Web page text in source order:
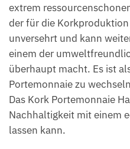
extrem
der für die
unversehrt und kann
einem der
überhaupt macht. Es ist
Portemonnaie zu
Das Kork Portemonnaie
Nachhaltigkeit mit einem
lassen kann.